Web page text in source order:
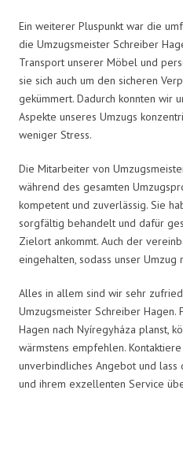
Ein weiterer Pluspunkt war die
die Umzugsmeister Schreiber
Transport unserer Möbel und
sie sich auch um den sicheren
gekümmert. Dadurch konnten wir
Aspekte unseres Umzugs
weniger Stress.
Die Mitarbeiter von
während des gesamten
kompetent und zuverlässig. Sie
sorgfältig behandelt und dafür
Zielort ankommt. Auch der
eingehalten, sodass unser
Alles in allem sind wir sehr
Umzugsmeister Schreiber Hagen.
Hagen nach Nyíregyháza planst,
wärmstens empfehlen.
unverbindliches Angebot und
und ihrem exzellenten Service